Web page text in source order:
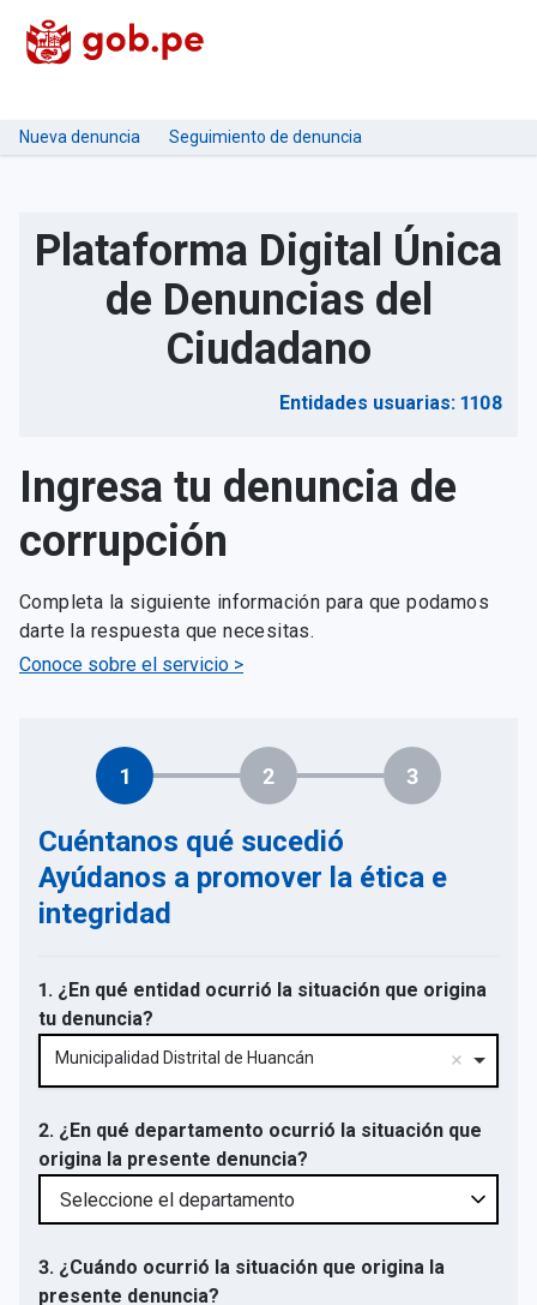
Nueva denuncia Seguimiento de denuncia
Plataforma Digital Única
de Denuncias del
Ciudadano
Entidades usuarias: 1108
Ingresa tu denuncia de
corrupción
Completa la siguiente información para que podamos
darte la respuesta que necesitas.
Conoce sobre el servicio >
1 2 3
Cuéntanos qué sucedió
Ayúdanos a promover la ética e
integridad
1. ¿En qué entidad ocurrió la situación que origina
tu denuncia?
Municipalidad Distrital de Huancán
2. ¿En qué departamento ocurrió la situación que
origina la presente denuncia?
3. ¿Cuándo ocurrió la situación que origina la
presente denuncia?